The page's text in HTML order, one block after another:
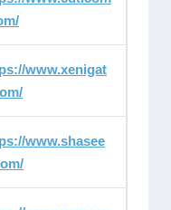
www.xenigat
www.shasee